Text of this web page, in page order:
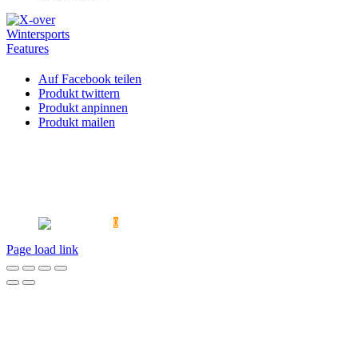
Auf Facebook teilen
Produkt twittern
Produkt anpinnen
Produkt mailen
0
Page load link